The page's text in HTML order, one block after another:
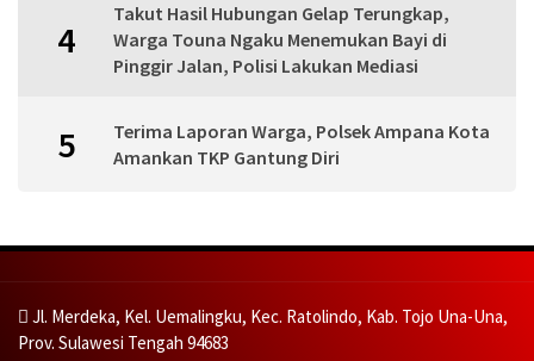
4
Takut Hasil Hubungan Gelap Terungkap,
Warga Touna Ngaku Menemukan Bayi di
Pinggir Jalan, Polisi Lakukan Mediasi
5
Terima Laporan Warga, Polsek Ampana Kota
Amankan TKP Gantung Diri
Jl. Merdeka, Kel. Uemalingku, Kec. Ratolindo, Kab. Tojo Una-Una,
Prov. Sulawesi Tengah 94683